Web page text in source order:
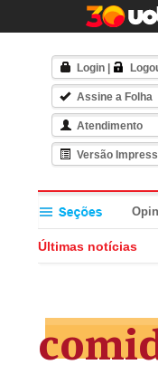
Login
Assine a Folha
Atendimento
Versão
Últimas notícias